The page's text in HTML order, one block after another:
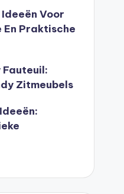
Voor
En Praktische
Zitmeubels